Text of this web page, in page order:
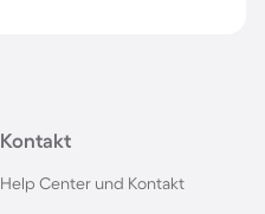
Kontakt
Help Center und Kontakt